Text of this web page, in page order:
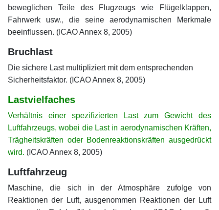
beweglichen Teile des Flugzeugs wie Flügelklappen,
Fahrwerk usw., die seine aerodynamischen Merkmale
beeinflussen. (ICAO Annex 8, 2005)
Bruchlast
Die sichere Last multipliziert mit dem entsprechenden
Sicherheitsfaktor. (ICAO Annex 8, 2005)
Lastvielfaches
Verhältnis einer spezifizierten Last zum Gewicht des
Luftfahrzeugs, wobei die Last in aerodynamischen Kräften,
Trägheitskräften oder Bodenreaktionskräften ausgedrückt
wird. (ICAO Annex 8, 2005)
Luftfahrzeug
Maschine, die sich in der Atmosphäre zufolge von
Reaktionen der Luft, ausgenommen Reaktionen der Luft